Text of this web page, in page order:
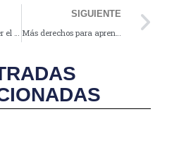
SIGUIENTE